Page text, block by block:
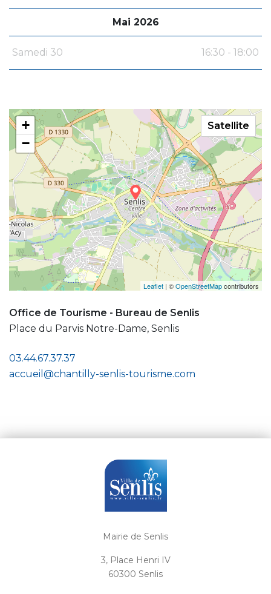
Mai 2026
Samedi 30 16:30 - 18:00
+
−
Leaflet | ©OpenStreetMapcontributors
Satellite
Office de Tourisme - Bureau de Senlis
Place du Parvis Notre-Dame, Senlis
03.44.67.37.37
accueil@chantilly-senlis-tourisme.com
Mairie de Senlis
3, Place Henri IV
60300 Senlis